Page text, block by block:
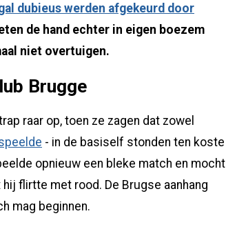
dubieus werden afgekeurd door
de hand echter in eigen boezem
niet overtuigen.
Brugge
raar op, toen ze zagen dat zowel
- in de basiself stonden ten koste
opnieuw een bleke match en mocht
flirtte met rood. De Brugse aanhang
mag beginnen.